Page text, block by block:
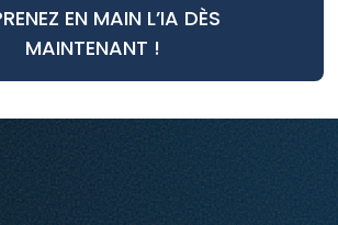
EN MAIN L’IA DÈS
MAINTENANT !